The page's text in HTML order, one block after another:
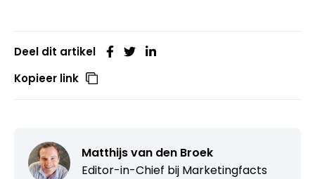
Deel dit artikel
Kopieer link
Matthijs van den Broek
Editor-in-Chief bij Marketingfacts